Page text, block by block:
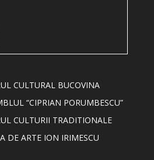
CULTURAL BUCOVINA
“CIPRIAN PORUMBESCU”
CULTURII TRADITIONALE
DE ARTE ION IRIMESCU